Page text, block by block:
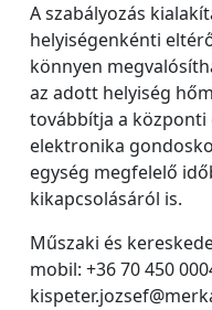
A szabályozás
helyiségenkénti
könnyen
az adott helyiség
továbbítja a központi
elektronika
egység megfelelő
kikapcsolásáról is.
Műszaki és
mobil: +36 70 450